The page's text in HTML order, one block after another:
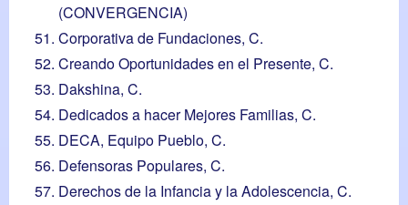
(CONVERGENCIA)
Corporativa de Fundaciones, C.
Creando Oportunidades en el Presente, C.
Dakshina, C.
Dedicados a hacer Mejores Familias, C.
DECA, Equipo Pueblo, C.
Defensoras Populares, C.
Derechos de la Infancia y la Adolescencia, C.